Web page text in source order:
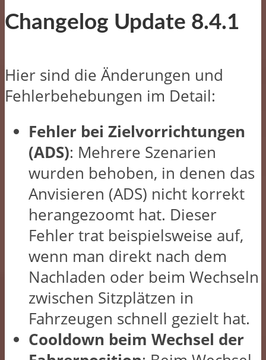
Changelog Update 8.4.1
Hier sind die Änderungen und
Fehlerbehebungen im Detail:
Fehler bei Zielvorrichtungen
(ADS): Mehrere Szenarien
wurden behoben, in denen das
Anvisieren (ADS) nicht korrekt
herangezoomt hat. Dieser
Fehler trat beispielsweise auf,
wenn man direkt nach dem
Nachladen oder beim Wechseln
zwischen Sitzplätzen in
Fahrzeugen schnell gezielt hat.
Cooldown beim Wechsel der